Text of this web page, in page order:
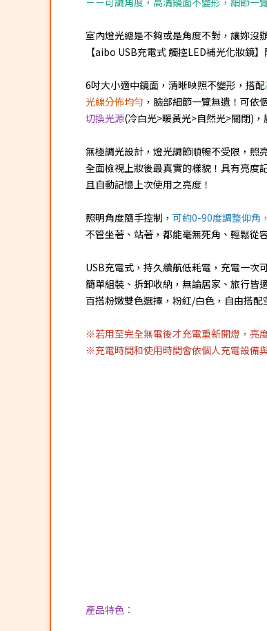
室內燈光總是不夠或是角度不對，讓妳沒
【aibo USB充電式 觸控LED補光化妝鏡
6吋大小適中鏡面，清晰映照不變形，搭配
光線分佈均勻 ，臉部細節一覽無遺！可依
切換光源(冷白光>暖黃光>自然光>關閉)，
無極調光設計，燈光調節順暢不受限，照
全面檢視上妝後最真實的樣貌！具有亮度
且自動記憶上次使用之亮度！
照明角度隨手控制， 可約0-90度調整仰角
不管坐著、站著，都能毫無死角、輕鬆從
USB充電式，持久續航低耗電，充電一次
簡單組裝、拆卸收納，無論居家、旅行皆
百搭粉嫩雙色選擇，粉紅/白色，自由搭配
※若用至完全無電後才充電重新開燈，亮
※充電時間和使用時間會依個人充電設備
產品特色：